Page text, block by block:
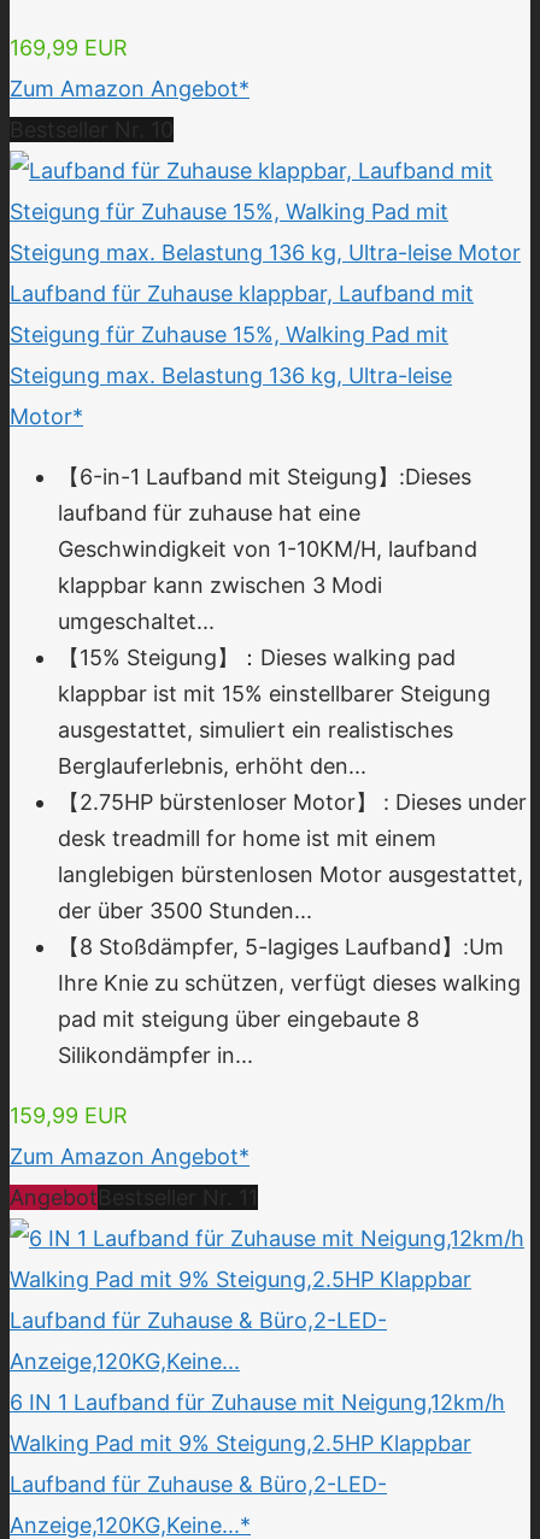
169,99 EUR
Zum Amazon Angebot*
Laufband für Zuhause klappbar, Laufband mit
Steigung für Zuhause 15%, Walking Pad mit
Steigung max. Belastung 136 kg, Ultra-leise
Motor*
【6-in-1 Laufband mit Steigung】:Dieses
laufband für zuhause hat eine
Geschwindigkeit von 1-10KM/H, laufband
klappbar kann zwischen 3 Modi
umgeschaltet...
【15% Steigung】：Dieses walking pad
klappbar ist mit 15% einstellbarer Steigung
ausgestattet, simuliert ein realistisches
Berglauferlebnis, erhöht den...
【2.75HP bürstenloser Motor】 : Dieses under
desk treadmill for home ist mit einem
langlebigen bürstenlosen Motor ausgestattet,
der über 3500 Stunden...
【8 Stoßdämpfer, 5-lagiges Laufband】:Um
Ihre Knie zu schützen, verfügt dieses walking
pad mit steigung über eingebaute 8
Silikondämpfer in...
159,99 EUR
Zum Amazon Angebot*
Angebot
6 IN 1 Laufband für Zuhause mit Neigung,12km/h
Walking Pad mit 9% Steigung,2.5HP Klappbar
Laufband für Zuhause & Büro,2-LED-
Anzeige,120KG,Keine...*